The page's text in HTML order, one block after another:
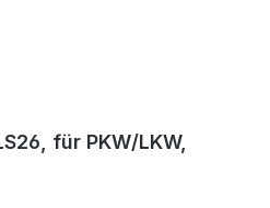
für PKW/LKW,